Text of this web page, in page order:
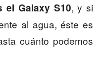
el Galaxy S10, y si
al agua, éste es
cuánto podemos